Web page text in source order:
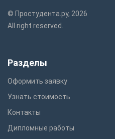
© Простудента.ру, 2026
All right reserved.
Разделы
Оформить заявку
Узнать стоимость
Контакты
Дипломные работы